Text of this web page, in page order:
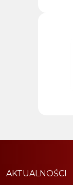
AKTUALNOŚCI